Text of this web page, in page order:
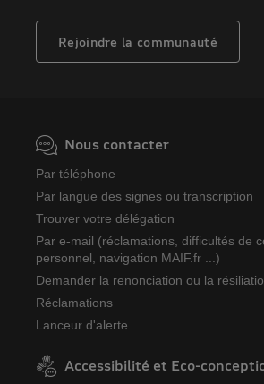
Rejoindre la communauté
Nous contacter
Par téléphone
Par langue des signes ou transcription
Trouver votre délégation
Par e-mail (réclamations, difficultés de
personnel, navigation MAIF.fr ...)
Demander la renonciation ou la
Réclamations
Lanceur d'alerte
Accessibilité et Eco-